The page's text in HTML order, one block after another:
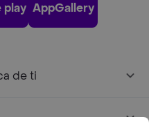
play AppGallery
de ti